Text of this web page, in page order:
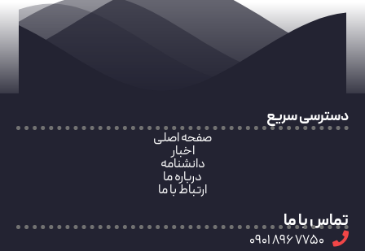
دسترسی سریع
صفحه اصلی
اخبار
دانشنامه
درباره ما
ارتباط با ما
تماس با ما
7750 896 0901